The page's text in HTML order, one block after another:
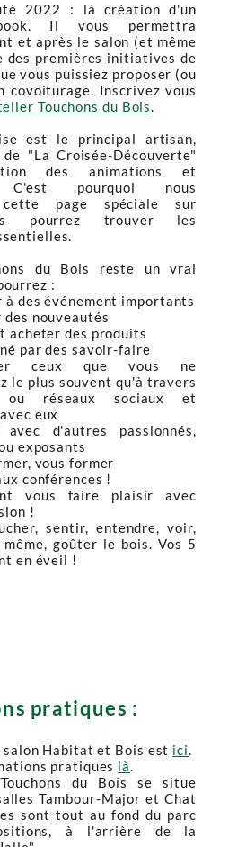
2022 : la création d'un
Il vous permettra
et après le salon (et même
des premières initiatives de
vous puissiez proposer (ou
covoiturage. Inscrivez vous
Touchons du Bois.
est le principal artisan,
"La Croisée-Découverte"
des animations et
C'est pourquoi nous
cette page spéciale sur
pourrez trouver les
du Bois reste un vrai
:
des événement importants
nouveautés
acheter des produits
par des savoir-faire
ceux que vous ne
le plus souvent qu'à travers
ou réseaux sociaux et
eux
avec d'autres passionnés,
exposants
vous former
conférences !
vous faire plaisir avec
!
sentir, entendre, voir,
goûter le bois. Vos 5
en éveil !
pratiques :
salon Habitat et Bois est ici.
pratiques là.
du Bois se situe
Tambour-Major et Chat
sont tout au fond du parc
à l'arrière de la